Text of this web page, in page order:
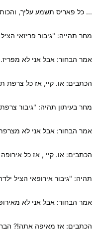
... כל פאריס תשמע עליך,
מחר תהייה: "גיבור פריזאי
אמר הבחור: אבל אני לא מפריז.
הכתבים: או. קיי, אז כל צרפת
מחר בעיתון תהיה: "גיבור
אמר הבחור: אבל אני לא
הכתבים: או. קיי , אז כל
תהיה: "גיבור אירופאי הציל
אמר הבחור: אבל אני לא
הכתבים: אז מאיפה אתה!?